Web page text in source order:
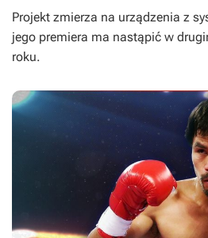
Projekt zmierza na urządzenia z
jego premiera ma nastąpić w
roku.